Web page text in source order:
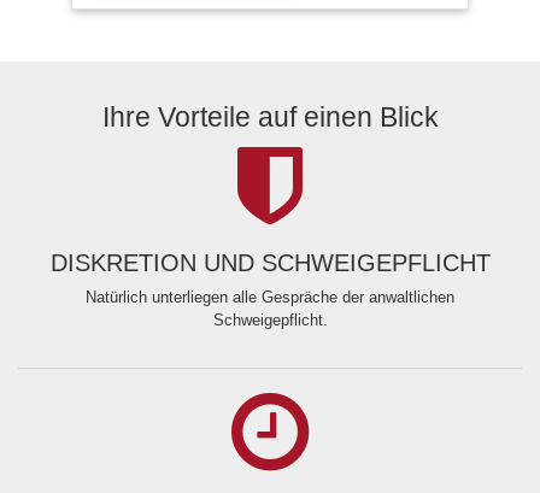
Ihre Vorteile auf einen Blick
DISKRETION UND SCHWEIGEPFLICHT
Natürlich unterliegen alle Gespräche der anwaltlichen
Schweigepflicht.